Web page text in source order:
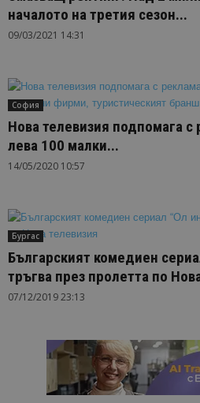
началото на третия сезон...
09/03/2021 14:31
София
Нова телевизия подпомага с
лева 100 малки...
14/05/2020 10:57
Бургас
Българският комедиен
тръгва през пролетта по
07/12/2019 23:13